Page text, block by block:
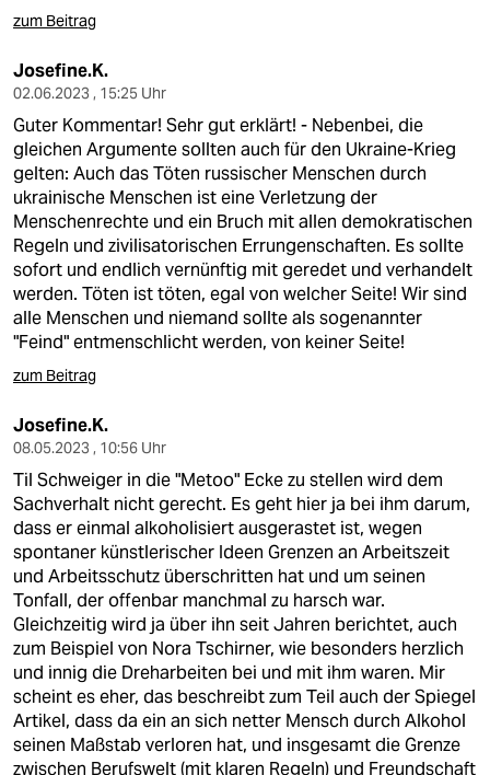
zum Beitrag
Josefine.K.
02.06.2023 , 15:25 Uhr
Guter Kommentar! Sehr gut erklärt! - Nebenbei, die
gleichen Argumente sollten auch für den Ukraine-Krieg
gelten: Auch das Töten russischer Menschen durch
ukrainische Menschen ist eine Verletzung der
Menschenrechte und ein Bruch mit allen demokratischen
Regeln und zivilisatorischen Errungenschaften. Es sollte
sofort und endlich vernünftig mit geredet und verhandelt
werden. Töten ist töten, egal von welcher Seite! Wir sind
alle Menschen und niemand sollte als sogenannter
"Feind" entmenschlicht werden, von keiner Seite!
zum Beitrag
Josefine.K.
08.05.2023 , 10:56 Uhr
Til Schweiger in die "Metoo" Ecke zu stellen wird dem
Sachverhalt nicht gerecht. Es geht hier ja bei ihm darum,
dass er einmal alkoholisiert ausgerastet ist, wegen
spontaner künstlerischer Ideen Grenzen an Arbeitszeit
und Arbeitsschutz überschritten hat und um seinen
Tonfall, der offenbar manchmal zu harsch war.
Gleichzeitig wird ja über ihn seit Jahren berichtet, auch
zum Beispiel von Nora Tschirner, wie besonders herzlich
und innig die Dreharbeiten bei und mit ihm waren. Mir
scheint es eher, das beschreibt zum Teil auch der Spiegel
Artikel, dass da ein an sich netter Mensch durch Alkohol
seinen Maßstab verloren hat, und insgesamt die Grenze
zwischen Berufswelt (mit klaren Regeln) und Freundschaft